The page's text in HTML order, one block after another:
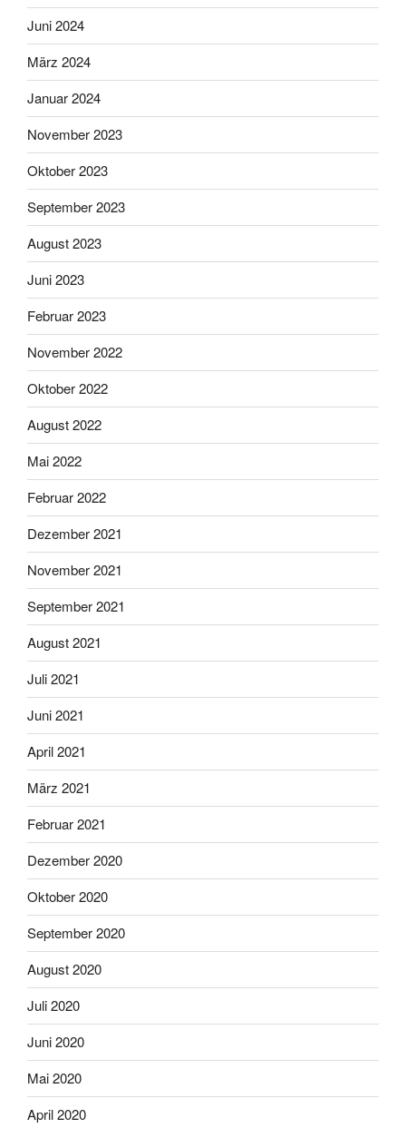
Juni 2024
März 2024
Januar 2024
November 2023
Oktober 2023
September 2023
August 2023
Juni 2023
Februar 2023
November 2022
Oktober 2022
August 2022
Mai 2022
Februar 2022
Dezember 2021
November 2021
September 2021
August 2021
Juli 2021
Juni 2021
April 2021
März 2021
Februar 2021
Dezember 2020
Oktober 2020
September 2020
August 2020
Juli 2020
Juni 2020
Mai 2020
April 2020